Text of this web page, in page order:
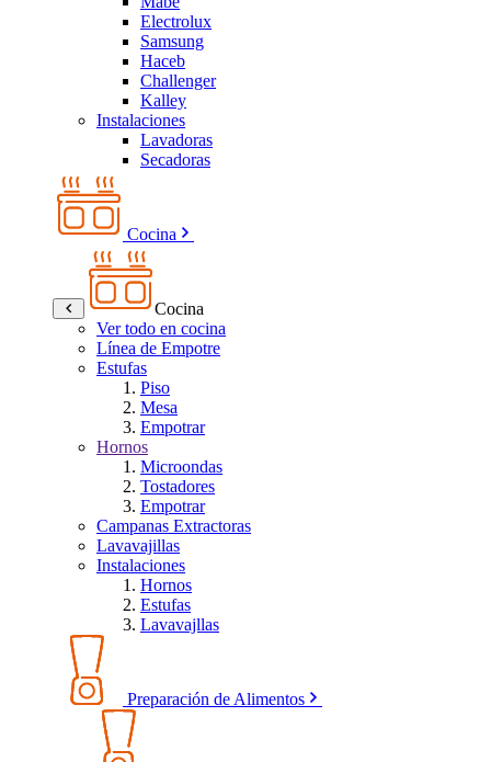
Electrolux
Samsung
Haceb
Challenger
Kalley
Instalaciones
Lavadoras
Secadoras
Cocina
Cocina
Ver todo en cocina
Línea de Empotre
Estufas
Piso
Mesa
Empotrar
Hornos
Microondas
Tostadores
Empotrar
Campanas Extractoras
Lavavajillas
Instalaciones
Hornos
Estufas
Lavavajllas
Preparación de Alimentos